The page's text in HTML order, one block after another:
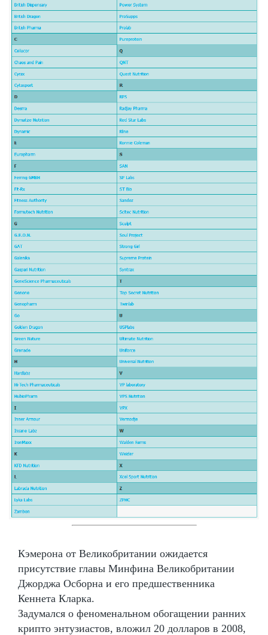
Кэмерона от Великобритании ожидается
присутствие главы Минфина Великобритании
Джорджа Осборна и его предшественника
Кеннета Кларка.
Задумался о феноменальном обогащении ранних
крипто энтузиастов, вложил 20 долларов в 2008,